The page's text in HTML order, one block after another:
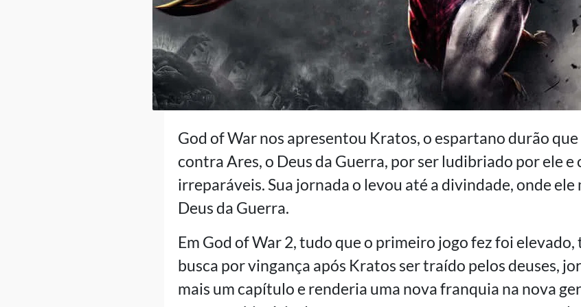
God of War nos apresentou Kratos, o espartano durão
contra Ares, o Deus da Guerra, por ser ludibriado por ele
irreparáveis. Sua jornada o levou até a divindade, onde ele
Deus da Guerra.
Em God of War 2, tudo que o primeiro jogo fez foi
busca por vingança após Kratos ser traído pelos deuses,
mais um capítulo e renderia uma nova franquia na nova